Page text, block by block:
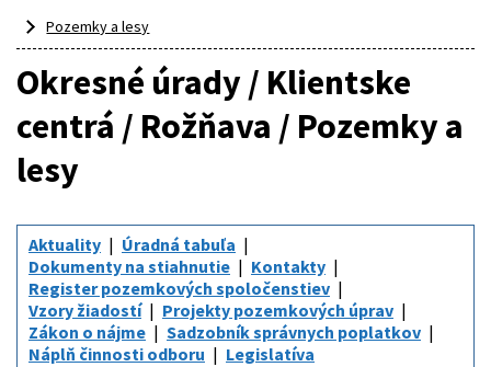
Pozemky a lesy
Okresné úrady / Klientske
centrá / Rožňava / Pozemky a
lesy
Aktuality
Úradná tabuľa
Dokumenty na stiahnutie
Kontakty
Register pozemkových spoločenstiev
Vzory žiadostí
Projekty pozemkových úprav
Zákon o nájme
Sadzobník správnych poplatkov
Náplň činnosti odboru
Legislatíva